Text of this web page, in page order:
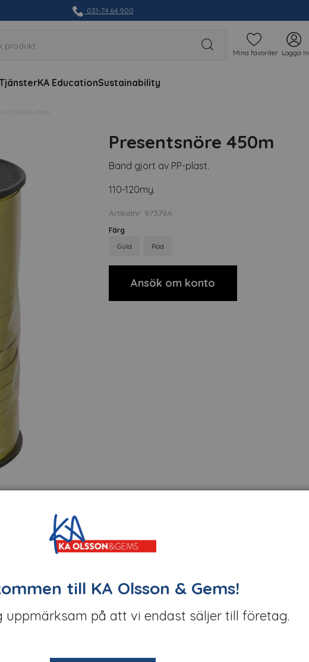
031-74 64 900
Mina favoriter Logga In
KA EducationSustainability
450M
Presentsnöre 450m
Band gjort av PP-plast.
110-120my.
Artikelnr: 97379A
Färg
Guld
Röd
Ansök om konto
till KA Olsson & Gems!
uppmärksam på att vi endast säljer till företag.